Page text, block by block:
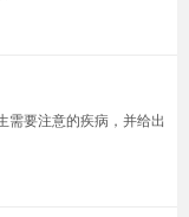
需要注意的疾病，并给出